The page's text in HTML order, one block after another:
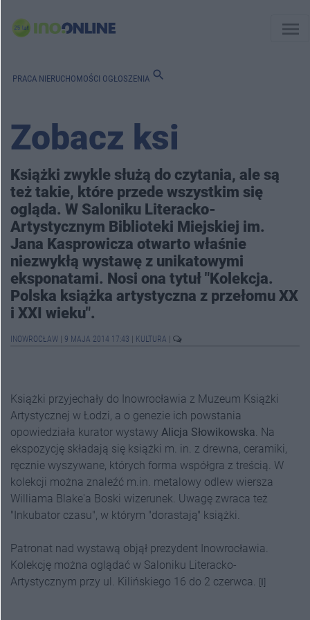
menu
PRACA NIERUCHOMOŚCI OGŁOSZENIA search
Zobacz ksi
Książki zwykle służą do czytania, ale są
też takie, które przede wszystkim się
ogląda. W Saloniku Literacko-
Artystycznym Biblioteki Miejskiej im.
Jana Kasprowicza otwarto właśnie
niezwykłą wystawę z unikatowymi
eksponatami. Nosi ona tytuł "Kolekcja.
Polska książka artystyczna z przełomu XX
i XXI wieku".
INOWROCŁAW 9 MAJA 2014 17:43 KULTURA
Książki przyjechały do Inowrocławia z Muzeum Książki
Artystycznej w Łodzi, a o genezie ich powstania
opowiedziała kurator wystawy Alicja Słowikowska. Na
ekspozycję składają się książki m. in. z drewna, ceramiki,
ręcznie wyszywane, których forma współgra z treścią. W
kolekcji można znaleźć m.in. metalowy odlew wiersza
Williama Blake'a Boski wizerunek. Uwagę zwraca też
"Inkubator czasu", w którym "dorastają" książki.
Patronat nad wystawą objął prezydent Inowrocławia.
Kolekcję można oglądać w Saloniku Literacko-
Artystycznym przy ul. Kilińskiego 16 do 2 czerwca. [I]